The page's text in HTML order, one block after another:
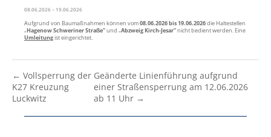
08.06.2026 – 19.06.2026
Aufgrund von Baumaßnahmen können vom08.06.2026 bis 19.06.2026die Haltestellen
„HagenowSchweriner Straße“und „Abzweig Kirch-Jesar“nicht bedient werden. Eine
Umleitungist eingerichtet.
← Vollsperrung der
K27 Kreuzung
Luckwitz
Geänderte Linienführung aufgrund
einer Straßensperrung am 12.06.2026
ab 11 Uhr →